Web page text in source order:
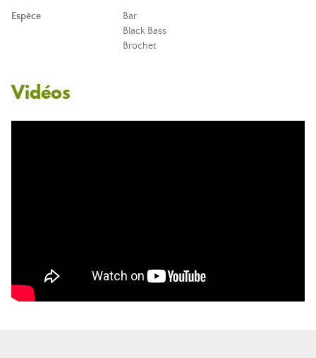
Espèce
Bar
Black Bass
Brochet
Vidéos